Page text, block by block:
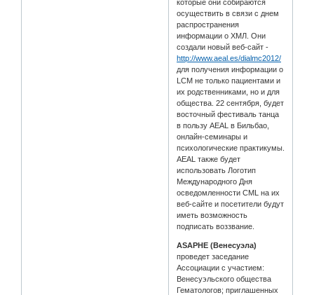
которые они собираются
осуществить в связи с днем
распространения
информации о ХМЛ. Они
создали новый веб-сайт -
http://www.aeal.es/dialmc2012/
для получения информации о
LCM не только пациентами и
их родственниками, но и для
общества. 22 сентября, будет
восточный фестиваль танца
в пользу AEAL в Бильбао,
онлайн-семинары и
психологические практикумы.
AEAL также будет
использовать Логотип
Международного Дня
осведомленности CML на их
веб-сайте и посетители будут
иметь возможность
подписать воззвание.
ASAPHE (Венесуэла)
проведет заседание
Ассоциации с участием:
Венесуэльского общества
Гематологов; приглашенных